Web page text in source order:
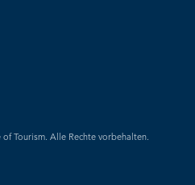
Tourism. Alle Rechte vorbehalten.